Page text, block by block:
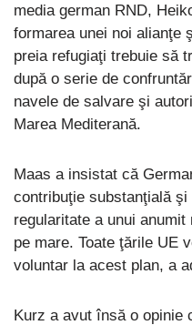
media german RND,
formarea unei noi alianţe
preia refugiaţi trebuie să
după o serie de
navele de salvare şi
Marea Mediterană.
Maas a insistat că
contribuţie substanţială
regularitate a unui
pe mare. Toate ţările UE
voluntar la acest plan, a
Kurz a avut însă o opinie